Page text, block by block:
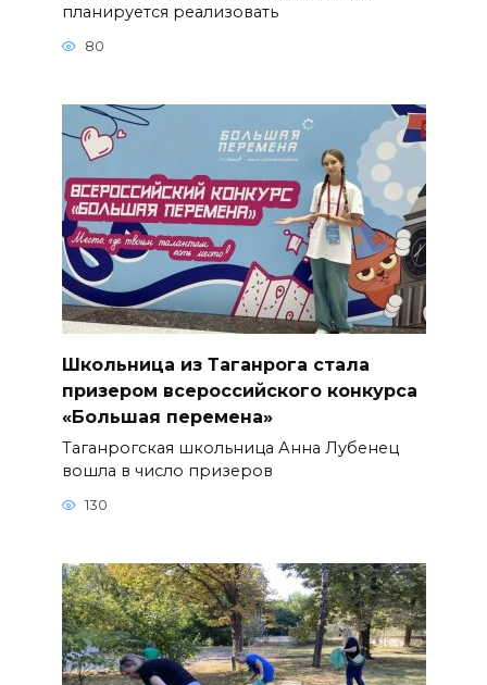
планируется реализовать
80
Школьница из Таганрога стала
призером всероссийского конкурса
«Большая перемена»
Таганрогская школьница Анна Лубенец
вошла в число призеров
130